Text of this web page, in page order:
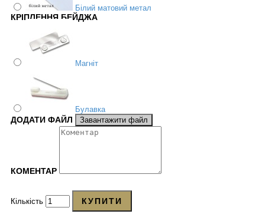
Білий матовий метал
КРІПЛЕННЯ БЕЙДЖА
Магніт
Булавка
ДОДАТИ ФАЙЛ Завантажити файл
КОМЕНТАР
Кількість КУПИТИ